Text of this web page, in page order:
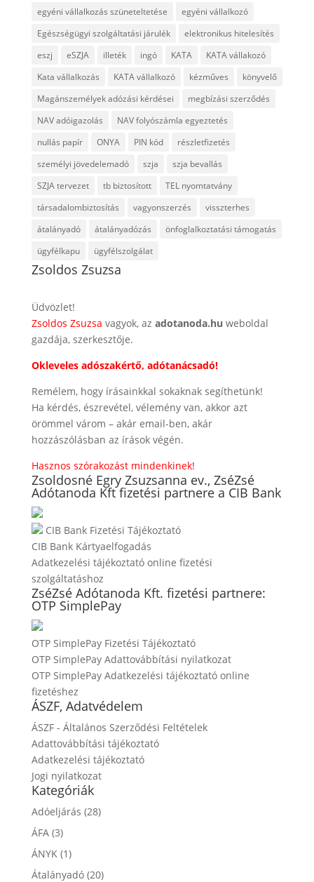
egyéni vállalkozás szüneteltetése
egyéni vállalkozó
Egészségügyi szolgáltatási járulék
elektronikus hitelesítés
eszj
eSZJA illeték ingó KATA
KATA vállakozó
Kata vállalkozás
KATA vállalkozó kézműves
könyvelő
Magánszemélyek adózási kérdései
megbízási szerződés
NAV adóigazolás
NAV folyószámla egyeztetés
nullás papír
ONYA PIN kód
részletfizetés
személyi jövedelemadó
szja
szja bevallás
SZJA tervezet
tb biztosított
TEL nyomtatvány
társadalombiztosítás
vagyonszerzés
visszterhes
átalányadó
átalányadózás
önfoglalkoztatási támogatás
ügyfélkapu
ügyfélszolgálat
Zsoldos Zsuzsa
Üdvözlet!
Zsoldos Zsuzsa vagyok, az adotanoda.hu weboldal
gazdája, szerkesztője.
Okleveles adószakértő, adótanácsadó!
Remélem, hogy írásainkkal sokaknak segíthetünk!
Ha kérdés, észrevétel, vélemény van, akkor azt
örömmel várom – akár email-ben, akár
hozzászólásban az írások végén.
Hasznos szórakozást mindenkinek!
Zsoldosné Egry Zsuzsanna ev., ZséZsé
Adótanoda Kft fizetési partnere a CIB Bank
CIB Bank Fizetési Tájékoztató
CIB Bank Kártyaelfogadás
Adatkezelési tájékoztató online fizetési
szolgáltatáshoz
ZséZsé Adótanoda Kft. fizetési partnere:
OTP SimplePay
OTP SimplePay Fizetési Tájékoztató
OTP SimplePay Adattovábbítási nyilatkozat
OTP SimplePay Adatkezelési tájékoztató online
fizetéshez
ÁSZF, Adatvédelem
ÁSZF - Általános Szerződési Feltételek
Adattovábbítási tájékoztató
Adatkezelési tájékoztató
Jogi nyilatkozat
Kategóriák
Adóeljárás (28)
ÁFA(3)
ÁNYK(1)
Átalányadó(20)